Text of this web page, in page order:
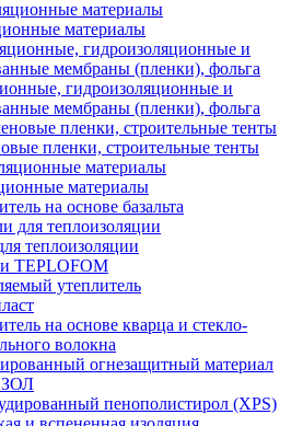
материалы
гидроизоляционные и
мембраны (пленки), фольга
пленки, строительные тенты
материалы
на основе базальта
для теплоизоляции
теплоизоляции
TEPLOFOM
утеплитель
на основе кварца и стекло-
волокна
огнезащитный материал
пенополистирол (XPS)